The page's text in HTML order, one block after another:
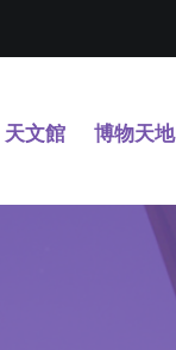
天文館 博物天地